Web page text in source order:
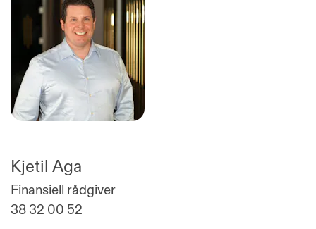
Kjetil Aga
Finansiell rådgiver
38 32 00 52